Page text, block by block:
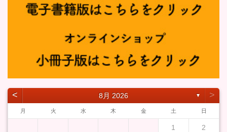
˂ 8月 2026 ▼ ˃
月 火 水 木 金 土 日
1 2